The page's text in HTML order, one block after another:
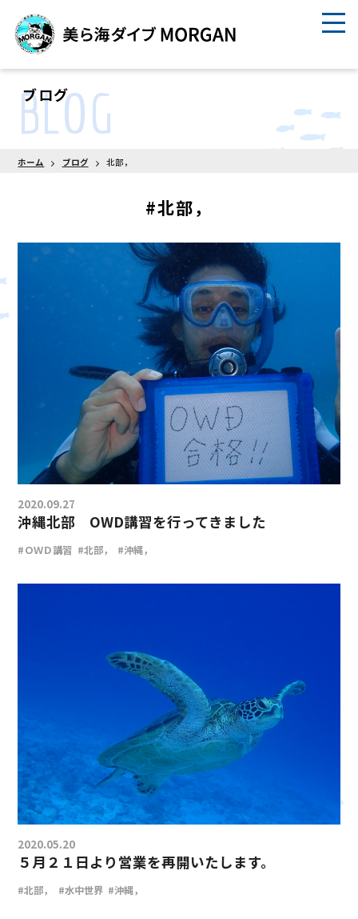
ブログ
BLOG
ホーム ブログ 北部，
#北部，
2020.09.27
沖縄北部 OWD講習を行ってきました
#ＯＷＤ講習 #北部， #沖縄，
2020.05.20
５月２１日より営業を再開いたします。
#北部， #水中世界 #沖縄，